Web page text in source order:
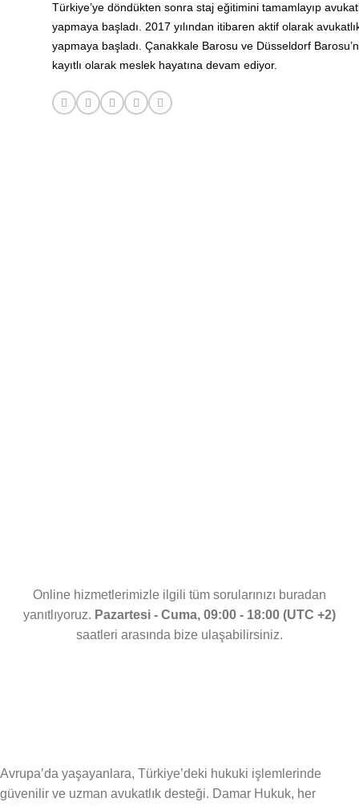
Türkiye’ye döndükten sonra staj eğitimini tamamlayıp
yapmaya başladı. 2017 yılından itibaren aktif olarak
yapmaya başladı. Çanakkale Barosu ve Düsseldorf
kayıtlı olarak meslek hayatına devam ediyor.
Online hizmetlerimizle ilgili tüm sorularınızı buradan
yanıtlıyoruz. Pazartesi - Cuma, 09:00 - 18:00 (UTC +2)
saatleri arasında bize ulaşabilirsiniz.
Avrupa’da yaşayanlara, Türkiye’deki hukuki işlemlerinde
güvenilir ve uzman avukatlık desteği. Damar Hukuk, her